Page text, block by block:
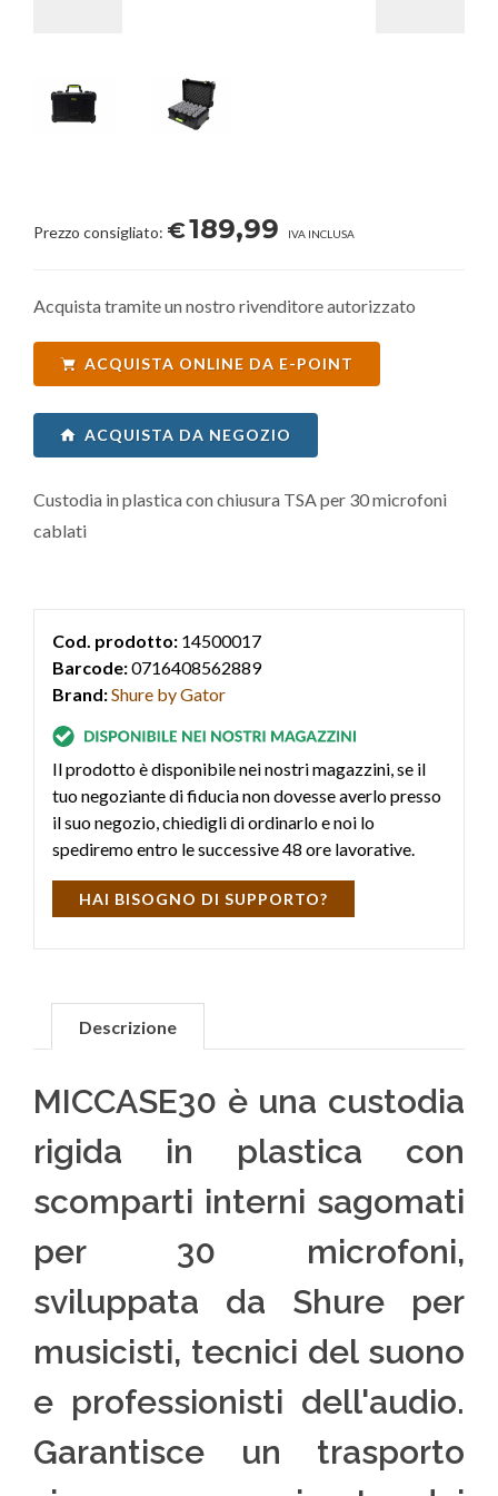
Prezzo consigliato: €189,99 IVA INCLUSA
Acquista tramite un nostro rivenditore autorizzato
ACQUISTA ONLINE DA E-POINT
ACQUISTA DA NEGOZIO
Custodia in plastica con chiusura TSA per 30 microfoni
cablati
Cod. prodotto: 14500017
Barcode:0716408562889
Brand:Shure by Gator
Il prodotto è disponibile nei nostri magazzini, se il
tuo negoziante di fiducia non dovesse averlo presso
il suo negozio, chiedigli di ordinarlo e noi lo
spediremo entro le successive 48 ore lavorative.
HAI BISOGNO DI SUPPORTO?
Descrizione
MICCASE30 è una custodia
rigida in plastica con
scomparti interni sagomati
per 30 microfoni,
sviluppata da Shure per
musicisti, tecnici del suono
e professionisti dell'audio.
Garantisce un trasporto